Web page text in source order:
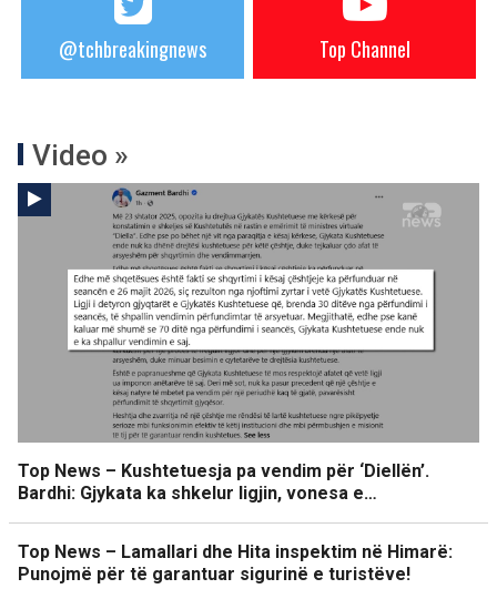
@tchbreakingnews Top Channel
Video »
Top News – Kushtetuesja pa vendim për ‘Diellën’.
Bardhi: Gjykata ka shkelur ligjin, vonesa e…
Top News – Lamallari dhe Hita inspektim në Himarë:
Punojmë për të garantuar sigurinë e turistëve!